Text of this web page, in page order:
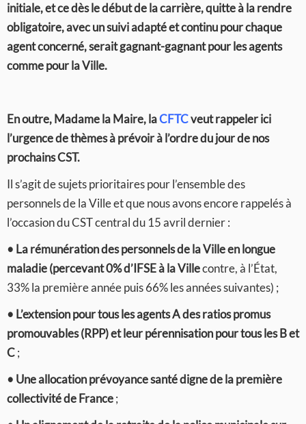
initiale, et ce dès le début de la carrière, quitte à la rendre
obligatoire, avec un suivi adapté et continu pour chaque
agent concerné, serait gagnant-gagnant pour les agents
comme pour la Ville.
En outre, Madame la Maire, laCFTCveut rappeler ici
l’urgence de thèmes à prévoir à l’ordre du jour de nos
prochains CST.
Il s’agit de sujets prioritaires pour l’ensemble des
personnels de la Ville et que nous avons encore rappelés à
l’occasion du CST central du 15 avril dernier :
• La rémunération des personnels de la Ville en longue
maladie (percevant 0% d’IFSE à la Villecontre, à l’État,
33% la première année puis 66% les années suivantes) ;
• L’extension pour tous les agents A des ratios promus
promouvables (RPP) et leur pérennisation pour tous les B et
C;
• Une allocation prévoyance santé digne de la première
collectivité de France;